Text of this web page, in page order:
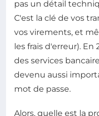
pas un détail
C'est la clé de vos
vos virements, et
les frais d'erreur). En
des services
devenu aussi
mot de passe.
Alors, quelle est la